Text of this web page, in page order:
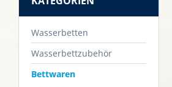
Wasserbetten
Wasserbettzubehör
Bettwaren